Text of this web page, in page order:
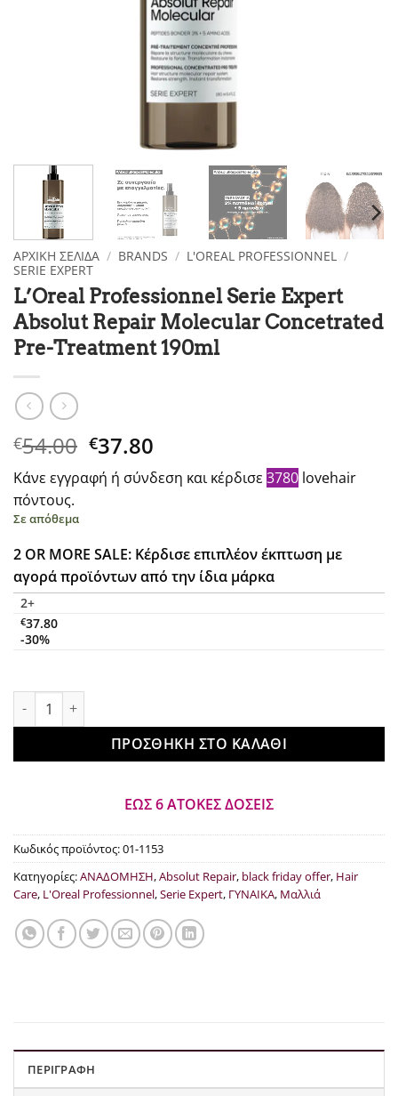
ΑΡΧΙΚΉ ΣΕΛΊΔΑ / BRANDS / L'OREAL PROFESSIONNEL /
SERIE EXPERT
L’Oreal Professionnel Serie Expert
Absolut Repair Molecular Concetrated
Pre-Treatment 190ml
€54.00 Original
price
was:
€37.80
τρέχουσα
τιμή
Κάνε εγγραφή ή σύνδεση και κέρδισε 3780 lovehair
πόντους.
Σε απόθεμα
2 OR MORE SALE: Κέρδισε επιπλέον έκπτωση με
αγορά προϊόντων από την ίδια μάρκα
2+
€37.80
-30%
L'Oreal Professionnel Serie Expert Absolut Repair Molecular
ΠΡΟΣΘΉΚΗ ΣΤΟ ΚΑΛΆΘΙ
ΕΩΣ 6 ΑΤΟΚΕΣ ΔΟΣΕΙΣ
Κωδικός προϊόντος:01-1153
Κατηγορίες:ΑΝΑΔΟΜΗΣΗ,Absolut Repair, black friday offer, Hair
Care, L'Oreal Professionnel,Serie Expert, ΓΥΝΑΙΚΑ, Μαλλιά
ΠΕΡΙΓΡΑΦΉ